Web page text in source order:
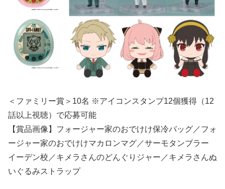
＜ファミリー賞＞10名 ※アイコンスタンプ12個獲得（12
話以上視聴）で応募可能
【賞品画像】フォージャー家のおでけけ保冷バッグ／フォ
ージャー家のおでけけマカロンマグ／サーモタンブラー
イーデン校／キメラさんのどんぐりジャー／キメラさんぬ
いぐるみストラップ